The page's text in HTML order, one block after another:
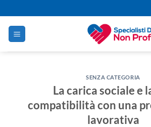
ai
contenuti
SENZA CATEGORIA
La carica sociale e
compatibilità con una
lavorativa